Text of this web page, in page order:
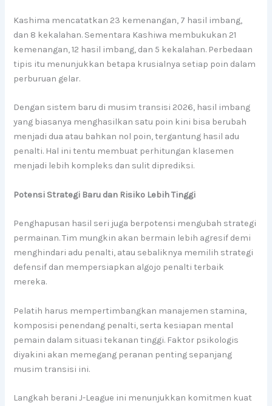
Kashima mencatatkan 23 kemenangan, 7 hasil imbang,
dan 8 kekalahan. Sementara Kashiwa membukukan 21
kemenangan, 12 hasil imbang, dan 5 kekalahan. Perbedaan
tipis itu menunjukkan betapa krusialnya setiap poin dalam
perburuan gelar.
Dengan sistem baru di musim transisi 2026, hasil imbang
yang biasanya menghasilkan satu poin kini bisa berubah
menjadi dua atau bahkan nol poin, tergantung hasil adu
penalti. Hal ini tentu membuat perhitungan klasemen
menjadi lebih kompleks dan sulit diprediksi.
Potensi Strategi Baru dan Risiko Lebih Tinggi
Penghapusan hasil seri juga berpotensi mengubah strategi
permainan. Tim mungkin akan bermain lebih agresif demi
menghindari adu penalti, atau sebaliknya memilih strategi
defensif dan mempersiapkan algojo penalti terbaik
mereka.
Pelatih harus mempertimbangkan manajemen stamina,
komposisi penendang penalti, serta kesiapan mental
pemain dalam situasi tekanan tinggi. Faktor psikologis
diyakini akan memegang peranan penting sepanjang
musim transisi ini.
Langkah berani J-League ini menunjukkan komitmen kuat